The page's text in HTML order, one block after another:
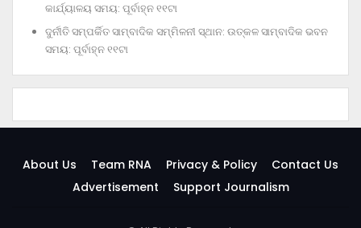
କାର୍ଯ୍ୟାଳୟ ସମୟ: ପୂର୍ବାହ୍ନ ୧୧ଟା
ଦୁର୍ନୀତି ସମ୍ପର୍କିତ ସାମ୍ବାଦିକ ସମ୍ମିଳନୀ ସ୍ଥାନ: ଉତ୍କଳ ସାମ୍ବାଦିକ ଭବନ
ସମୟ: ପୂର୍ବାହ୍ନ ୧୧ଟା
About Us Team RNA Privacy & Policy
Contact Us
Advertisement
Support Journalism